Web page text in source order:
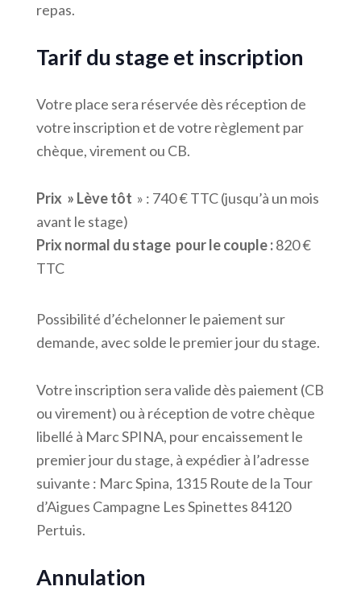
repas.
Tarif du stage et inscription
Votre place sera réservée dès réception de
votre inscription et de votre règlement par
chèque, virement ou CB.
Prix » Lève tôt » : 740 € TTC (jusqu’à un mois
avant le stage)
Prix normal du stage pour le couple :820 €
TTC
Possibilité d’échelonner le paiement sur
demande, avec solde le premier jour du stage.
Votre inscription sera valide dès paiement (CB
ou virement) ou à réception de votre chèque
libellé à Marc SPINA, pour encaissement le
premier jour du stage, à expédier à l’adresse
suivante : Marc Spina, 1315 Route de la Tour
d’Aigues Campagne Les Spinettes 84120
Pertuis.
Annulation